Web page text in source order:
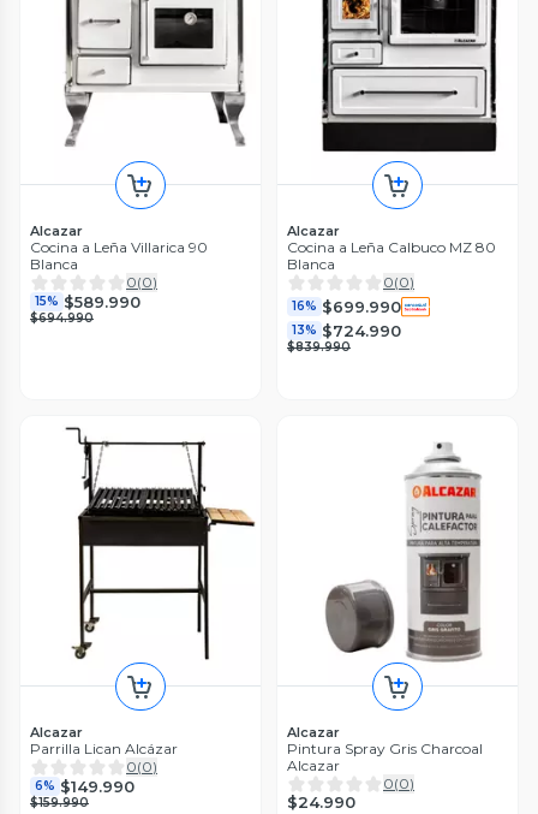
Alcazar
Cocina a Leña Villarica 90
Blanca
0(0)
15% $589.990
$694.990
Alcazar
Cocina a Leña Calbuco MZ 80
Blanca
0(0)
16% $699.990
13% $724.990
$839.990
Alcazar
Parrilla Lican Alcázar
0(0)
6% $149.990
$159.990
Alcazar
Pintura Spray Gris Charcoal
Alcazar
0(0)
$24.990